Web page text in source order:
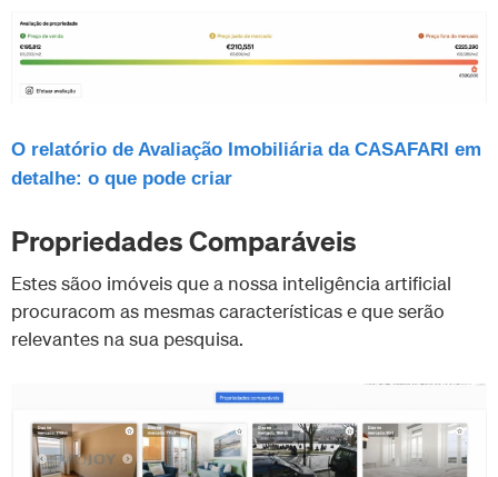
O relatório de Avaliação Imobiliária da CASAFARI em
detalhe: o que pode criar
Propriedades Comparáveis
Estes sãoo imóveis que a nossa inteligência artificial
procuracom as mesmas características e que serão
relevantes na sua pesquisa.